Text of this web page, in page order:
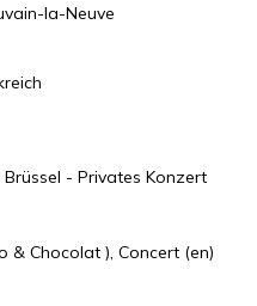
la-Neuve
- Privates Konzert
& Chocolat ), Concert (en)